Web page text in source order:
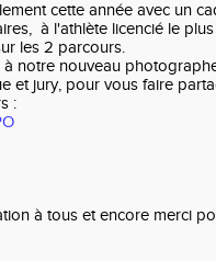
cette année avec un
à l'athlète licencié le
les 2 parcours.
à notre nouveau
et jury, pour vous faire
:
à tous et encore merci